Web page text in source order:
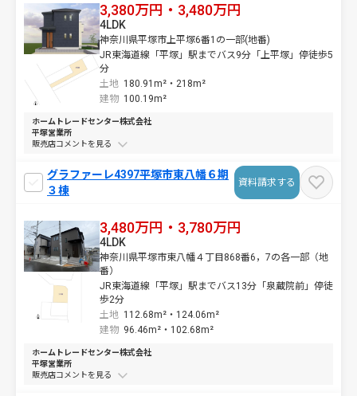
3,380万円・3,480万円
神奈川県平塚市上平塚6番1の一部(地番)
JR東海道線「平塚」駅までバス9分「上平塚」停徒歩5
分
土地 180.91m²・ 218m²
4LDK
建物 100.19m²
ホームトレードセンター株式会社
平塚営業所
販売店コメントを
グラファーレ4397平塚市東八幡６期
３棟
資料請求する
3,480万円・3,780万円
神奈川県平塚市東八幡４丁目868番6，7の各一部（地
番）
JR東海道線「平塚」駅までバス13分「泉蔵院前」停徒
歩2分
土地 112.68m²・ 124.06m²
4LDK
建物 96.46m²・ 102.68m²
ホームトレードセンター株式会社
平塚営業所
販売店コメントを